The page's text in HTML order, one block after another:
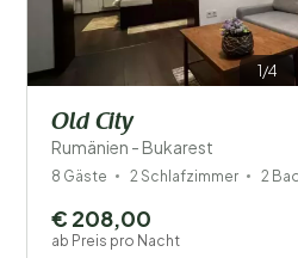
1/4
Old City
Rumänien - Bukarest
8 Gäste 2 Schlafzimmer 2
€ 208,00
ab Preis pro Nacht